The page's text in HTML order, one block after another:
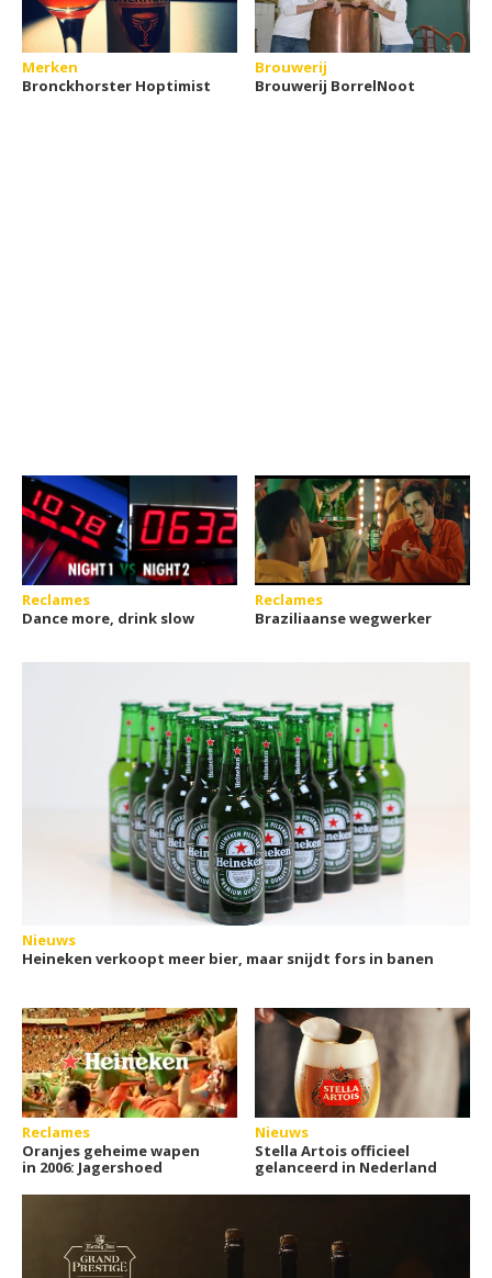
Merken
Bronckhorster Hoptimist
Brouwerij
Brouwerij BorrelNoot
Reclames
Dance more, drink slow
Reclames
Braziliaanse wegwerker
Nieuws
Heineken verkoopt meer bier, maar snijdt fors in banen
Reclames
Oranjes geheime wapen
in 2006: Jagershoed
Nieuws
Stella Artois officieel
gelanceerd in Nederland